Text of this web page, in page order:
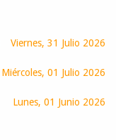
Viernes, 31 Julio 2026
Miércoles, 01 Julio 2026
Lunes, 01 Junio 2026